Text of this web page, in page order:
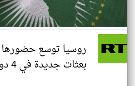
روسيا توسع حضورها
بعثات جديدة في 4 دول أفريقية